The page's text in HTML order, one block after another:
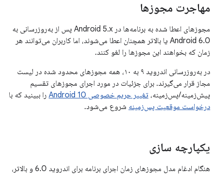
مهاجرت مجوزها
مجوزهای اعطا شده به برنامه‌ها در Android 5.x پس از به‌روزرسانی به
Android 6.0 یا بالاتر همچنان اعطا می‌شوند، اما کاربران می‌توانند هر
زمان که بخواهند این مجوزها را لغو کنند.
در به‌روزرسانی اندروید ۹ به ۱۰، همه مجوزهای محدود شده در لیست
مجاز قرار می‌گیرند. برای جزئیات در مورد اجرای مجوزهای تقسیم
پیش‌زمینه/پس‌زمینه، تغییر حریم خصوصی Android 10
را ببینید که با
درخواست موقعیت پس‌زمینه شروع می‌شود.
یکپارچه سازی
هنگام ادغام مدل مجوزهای زمان اجرای برنامه برای اندروید 6.0 و بالاتر،